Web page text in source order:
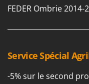
Pulvérisateurs
Rampes de
Râpes à
GRIFO
H
FEDER Ombrie 2014-
Service Spécial
-5% sur le second